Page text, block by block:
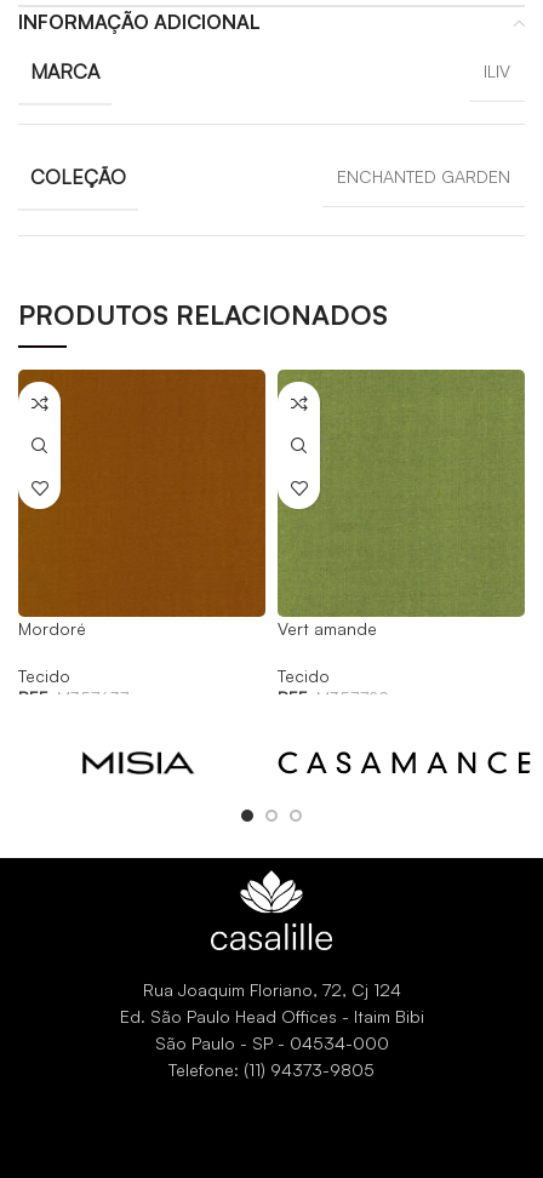
INFORMAÇÃO ADICIONAL
MARCA ILIV
COLEÇÃO ENCHANTED GARDEN
PRODUTOS RELACIONADOS
Mordoré
Tecido
REF: M357637
Vert amande
Tecido
REF: M357729
Rua Joaquim Floriano, 72, Cj 124
Ed. São Paulo Head Offices - Itaim Bibi
São Paulo - SP - 04534-000
Telefone: (11) 94373-9805